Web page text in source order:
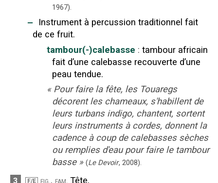
1967).
‒
Instrument à percussion traditionnel fait
de ce fruit.
tambour(-)calebasse : tambour africain
fait d’une calebasse recouverte d’une
peau tendue.
« Pour faire la fête, les Touaregs
décorent les chameaux, s'habillent de
leurs turbans indigo, chantent, sortent
leurs instruments à cordes, donnent la
cadence à coup de calebasses sèches
ou remplies d'eau pour faire le tambour
basse » (Le Devoir, 2008).
3 F/E fig. , fam. Tête.